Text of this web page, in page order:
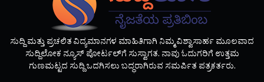
ಸುದ್ದಿ ಮತ್ತು ಪ್ರಚಲಿತ ವಿದ್ಯಮಾನಗಳ ಮಾಹಿತಿಗಾಗಿ ನಿಮ್ಮ ವಿಶ್ವಾಸಾರ್ಹ ಮೂಲವಾದ
ಸುದ್ದಿಲೋಕ ನ್ಯೂಸ್ ಪೋರ್ಟಲ್‌ಗೆ ಸುಸ್ವಾಗತ. ನಾವು ಓದುಗರಿಗೆ ಉತ್ತಮ
ಗುಣಮಟ್ಟದ ಸುದ್ದಿ ಒದಗಿಸಲು ಬದ್ಧರಾಗಿರುವ ಸಮರ್ಪಿತ ಪತ್ರಕರ್ತರು.